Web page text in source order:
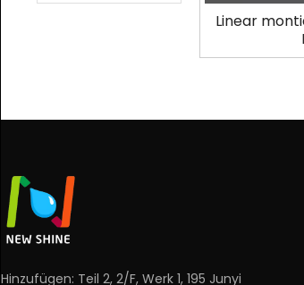
Linear
Hinzufügen: Teil 2, 2/F, Werk 1, 195 Junyi